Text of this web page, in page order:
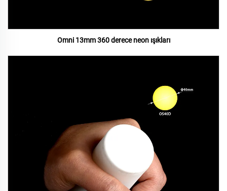
Omni 13mm 360 derece neon ışıkları